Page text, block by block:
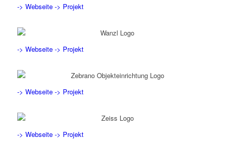
-> Webseite -> Projekt
-> Webseite -> Projekt
-> Webseite -> Projekt
-> Webseite -> Projekt